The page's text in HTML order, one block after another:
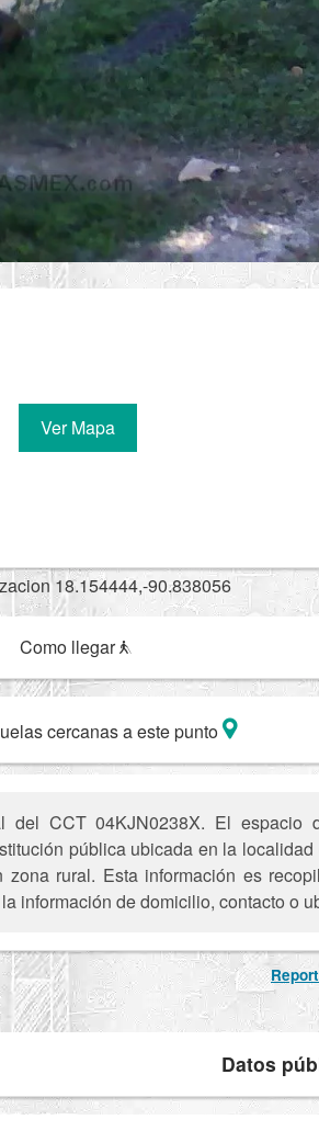
Ver Mapa
18.154444,-90.838056
Como llegar
cercanas a este punto
del CCT 04KJN0238X. El
pública ubicada en la
zona rural. Esta información es
información de domicilio, contacto o
Datos